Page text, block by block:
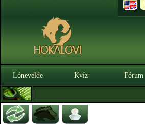
Lónevelde Kvíz Fórum